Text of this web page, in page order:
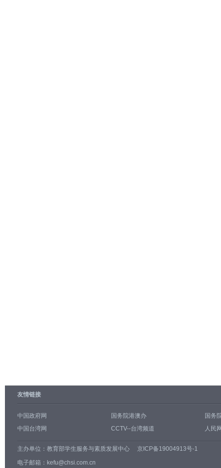
友情链接
中国政府网 国务院港澳办
国务
中国台湾网
CCTV--台湾频道 人民
主办单位： 教育部学生服务与素质发展中心
京ICP备19004913号-1
电子邮箱：kefu@chsi.com.cn